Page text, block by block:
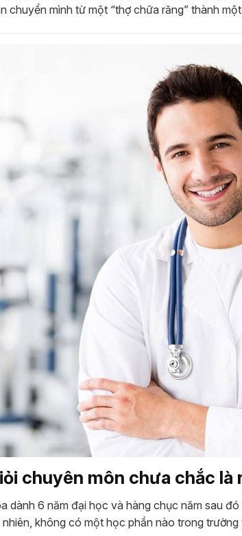
chuyển mình từ một “thợ chữa răng” thành một
chuyên môn chưa chắc
dành 6 năm đại học và hàng chục năm sau
không có một học phần nào trong